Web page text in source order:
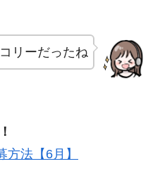
リーだったね
法【6月】